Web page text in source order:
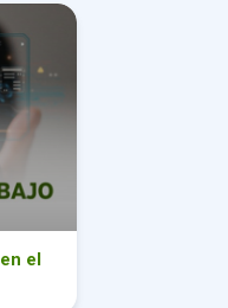
Diario (COOP
el